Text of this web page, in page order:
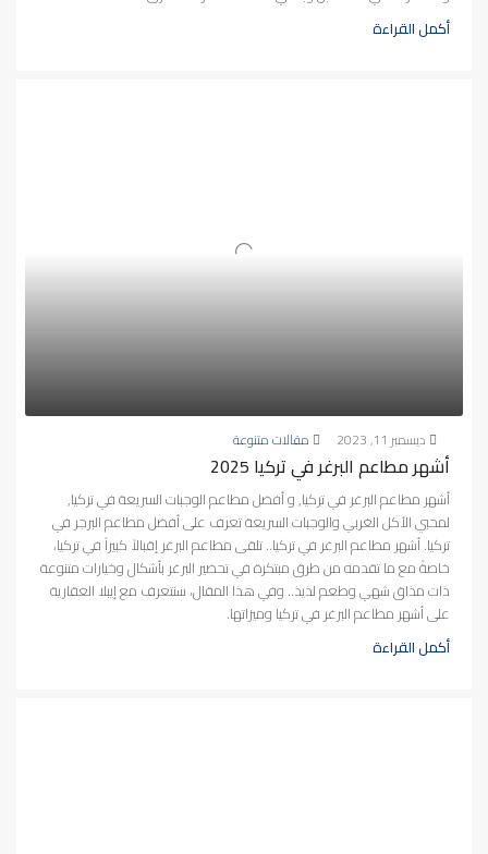
أكمل القراءة
ديسمبر 11, 2023 مقالات متنوعة
أشهر مطاعم البرغر في تركيا 2025
أشهر مطاعم البرغر في تركيا, و أفضل مطاعم الوجبات السريعة في تركيا,
لمحبي الأكل الغربي والوجبات السريعة تعرف على أفضل مطاعم البرجر في
تركيا. أشهر مطاعم البرغر في تركيا.. تلقى مطاعم البرغر إقبالاً كبيراً في تركيا،
خاصةً مع ما تقدمه من طرق مبتكرة في تحضير البرغر بأشكال وخيارات متنوعة
ذات مذاق شهي وطعم لذيذ.. وفي هذا المقال، سنتعرف مع إيبلا العقارية
على أشهر مطاعم البرغر في تركيا وميزاتها.
أكمل القراءة